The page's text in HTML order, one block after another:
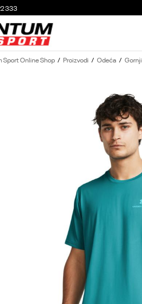
333ZAMENA 14 DANA OD DOSTAVE
Sport Online Shop Proizvodi Odeća